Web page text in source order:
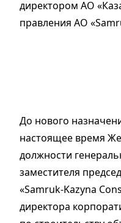
директором АО
правления АО
До нового
настоящее время
должности
заместителя
«Samruk-Kazyna
директора